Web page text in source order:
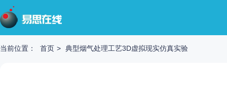
当前位置： 首页 > 典型烟气处理工艺3D虚拟现实仿真实验